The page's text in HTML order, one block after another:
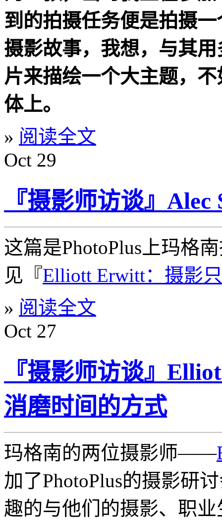
到的拍摄任务便是拍摄
摄影故事，我想，与其
片来描绘一个大主题，
体上。
» 阅读全文
Oct 29
『摄影师访谈』
这篇是PhotoPlus上玛格
见『Elliott Erwitt：摄影
» 阅读全文
Oct 27
『摄影师访谈』
消磨时间的方式
玛格南的两位摄影师——
加了PhotoPlus的摄影研
趣的与他们的摄影、职